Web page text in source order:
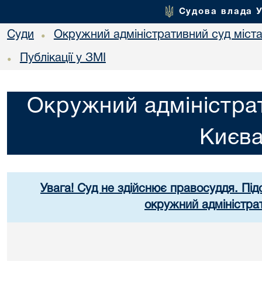
Судова влада
Суди • Окружний адміністративний суд
• Публікації у ЗМІ
Окружний
Увага! Суд не здійснює правосуддя.
окружний